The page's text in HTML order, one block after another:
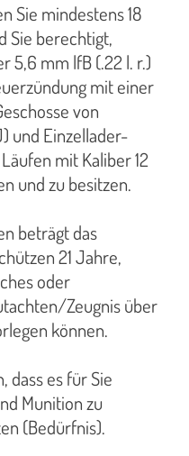
Sie mindestens 18
Sie berechtigt,
5,6 mm lfB (.22 l. r.)
mit einer
von
und Einzellader-
mit Kaliber 12
und zu besitzen.
beträgt das
21 Jahre,
oder
Zeugnis über
können.
dass es für Sie
Munition zu
(Bedürfnis).